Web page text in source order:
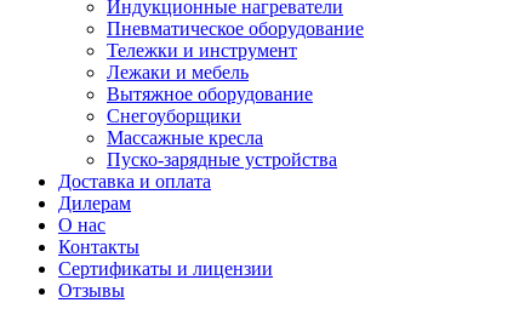
Индукционные нагреватели
Пневматическое оборудование
Тележки и инструмент
Лежаки и мебель
Вытяжное оборудование
Снегоуборщики
Массажные кресла
Пуско-зарядные устройства
Доставка и оплата
Дилерам
О нас
Контакты
Сертификаты и лицензии
Отзывы